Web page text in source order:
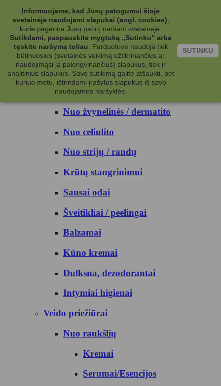
Kategorijos
Kosmetika
Kūno priežiūrai
Nuo prakaito
Kūno prausikliai
Nuo žvynelinės / dermatito
Nuo celiulito
Nuo strijų / randų
Krūtų stangrinimui
Sausai odai
Šveitikliai / peelingai
Balzamai
Kūno kremai
Dulksna, dezodorantai
Intymiai higienai
Veido priežiūrai
Nuo raukšlių
Kremai
Serumai/Esencijos
Informuojame, kad Jūsų patogumui šioje
svetainėje naudojami slapukai (angl. cookies)
kurie pagerina Jūsų patirtį naršant svetainėje.
Sutikdami, paspauskite mygtuką „Sutinku“ arba
tęskite naršymą toliau
Parduotuvė naudoja tiek
būtinuosius (svetainės veikimą užtikrinančius ar
naudojimąsi ja palengvinančius) slapukus, tiek ir
analitinius slapukus. Savo sutikimą galite atšaukti, bet
kuriuo metu, ištrindami įrašytus slapukus iš savo
naudojamos naršyklės.
SUTINKU